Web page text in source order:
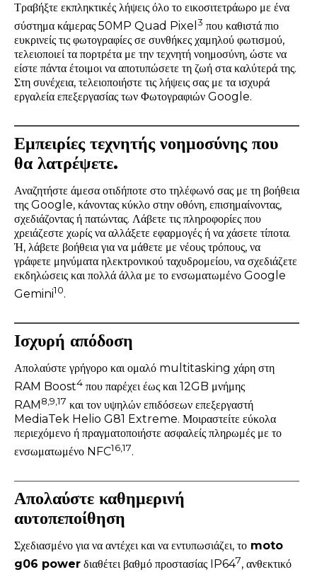
Τραβήξτε εκπληκτικές λήψεις όλο το εικοσιτετράωρο με ένα
σύστημα κάμερας 50MP Quad Pixel 3 που καθιστά πιο
ευκρινείς τις φωτογραφίες σε συνθήκες χαμηλού φωτισμού,
τελειοποιεί τα πορτρέτα με την τεχνητή νοημοσύνη, ώστε να
είστε πάντα έτοιμοι να αποτυπώσετε τη ζωή στα καλύτερά της.
Στη συνέχεια, τελειοποιήστε τις λήψεις σας με τα ισχυρά
εργαλεία επεξεργασίας των Φωτογραφιών Google.
Εμπειρίες τεχνητής νοημοσύνης που
θα λατρέψετε.
Αναζητήστε άμεσα οτιδήποτε στο τηλέφωνό σας με τη βοήθεια
της Google, κάνοντας κύκλο στην οθόνη, επισημαίνοντας,
σχεδιάζοντας ή πατώντας. Λάβετε τις πληροφορίες που
χρειάζεστε χωρίς να αλλάξετε εφαρμογές ή να χάσετε τίποτα.
Ή, λάβετε βοήθεια για να μάθετε με νέους τρόπους, να
γράφετε μηνύματα ηλεκτρονικού ταχυδρομείου, να σχεδιάζετε
εκδηλώσεις και πολλά άλλα με το ενσωματωμένο Google
Gemini10.
Ισχυρή απόδοση
Απολαύστε γρήγορο και ομαλό multitasking χάρη στη
RAM Boost4 που παρέχει έως και 12GB μνήμης
RAM 8,9,17 και τον υψηλών επιδόσεων επεξεργαστή
MediaTek Helio G81 Extreme. Μοιραστείτε εύκολα
περιεχόμενο ή πραγματοποιήστε ασφαλείς πληρωμές με το
ενσωματωμένο NFC16,17.
Απολαύστε καθημερινή
αυτοπεποίθηση
Σχεδιασμένο για να αντέχει και να εντυπωσιάζει, το moto
g06 power διαθέτει βαθμό προστασίας IP647, ανθεκτικό